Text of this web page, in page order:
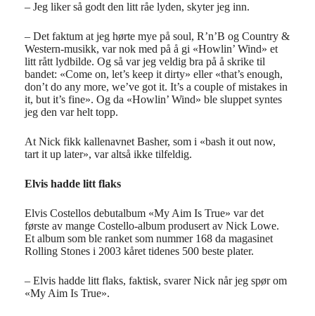
– Jeg liker så godt den litt råe lyden, skyter jeg inn.
– Det faktum at jeg hørte mye på soul, R’n’B og Country &
Western-musikk, var nok med på å gi «Howlin’ Wind» et
litt rått lydbilde. Og så var jeg veldig bra på å skrike til
bandet: «Come on, let’s keep it dirty» eller «that’s enough,
don’t do any more, we’ve got it. It’s a couple of mistakes in
it, but it’s fine». Og da «Howlin’ Wind» ble sluppet syntes
jeg den var helt topp.
At Nick fikk kallenavnet Basher, som i «bash it out now,
tart it up later», var altså ikke tilfeldig.
Elvis hadde litt flaks
Elvis Costellos debutalbum «My Aim Is True» var det
første av mange Costello-album produsert av Nick Lowe.
Et album som ble ranket som nummer 168 da magasinet
Rolling Stones i 2003 kåret tidenes 500 beste plater.
– Elvis hadde litt flaks, faktisk, svarer Nick når jeg spør om
«My Aim Is True».